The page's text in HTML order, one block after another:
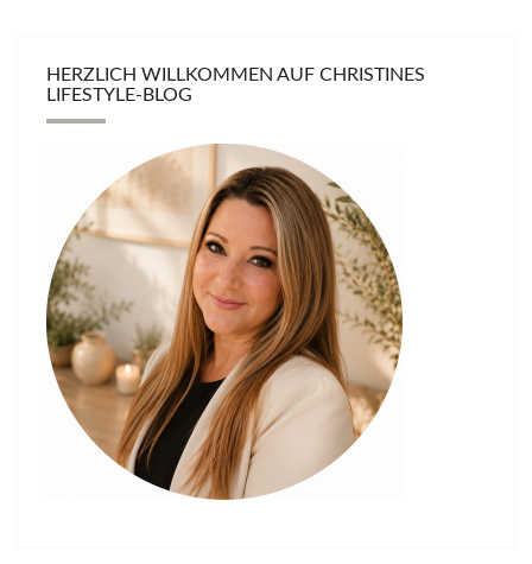
HERZLICH WILLKOMMEN AUF CHRISTINES
LIFESTYLE-BLOG